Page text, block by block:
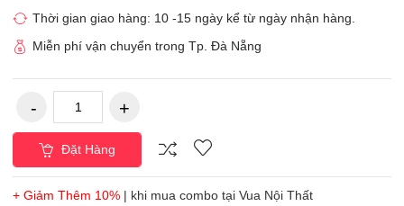
Thời gian giao hàng: 10 -15 ngày kể từ ngày nhận hàng.
Miễn phí vận chuyển trong Tp. Đà Nẵng
Đặt Hàng
+ Giảm Thêm 10% | khi mua combo tại Vua Nội Thất